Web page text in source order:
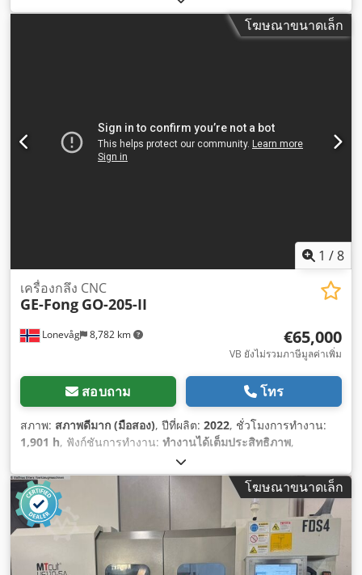
320 มม, เส้นผ่านศูนย์กลางแท่ง (สูงสุด):32 มม, กำลัง:7 กิโลวัตต์
320 มม,
โฆษณาขนาดเล็ก
1 /8
Lonevåg 8,782 km
เครื่องกลึง CNC
GE-Fong GO-205-II
€65,000
VB ยังไม่รวมภาษีมูลค่าเพิ่ม
สอบถาม โทร
สภาพ: สภาพดีมาก (มือสอง), ปีที่ผลิต: 2022, ชั่วโมงการทำงาน:
1,901 h, ฟังก์ชันการทำงาน: ทำงานได้เต็มประสิทธิภาพ,
โฆษณาขนาดเล็ก